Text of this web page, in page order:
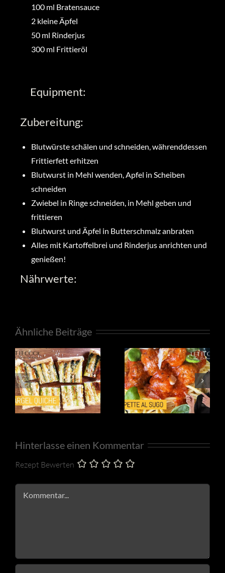
100 ml Bratensauce
2 kleineÄpfel
50 ml Rinderjus
300 ml Frittieröl
Equipment:
Zubereitung:
Blutwürste schälen und schneiden, währenddessen
Frittierfett erhitzen
Blutwurst in Mehl wenden, Apfel in Scheiben
schneiden
Zwiebel in Ringe schneiden, in Mehl geben und
frittieren
Blutwurst und Äpfel in Butterschmalz anbraten
Alles mit Kartoffelbrei und Rinderjus anrichten und
genießen!
Nährwerte:
Ähnliche Beiträge
Hinterlasse einen Kommentar
Rezept Bewerten
Kommentar